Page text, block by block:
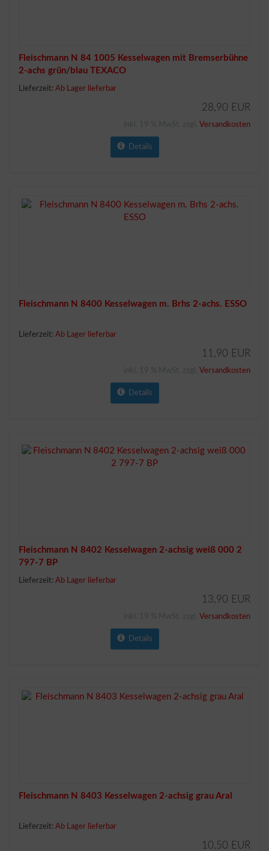
Fleischmann N 84 1005 Kesselwagen mit Bremserbühne
2-achs grün/blau TEXACO
Lieferzeit: Ab Lager lieferbar
28,90 EUR
Versandkosten
Details
Fleischmann N 8400 Kesselwagen m. Brhs 2-achs. ESSO
Lieferzeit: Ab Lager lieferbar
11,90 EUR
Versandkosten
Details
Fleischmann N 8402 Kesselwagen 2-achsig weiß 000 2
797-7 BP
Lieferzeit: Ab Lager lieferbar
13,90 EUR
Versandkosten
Details
Fleischmann N 8403 Kesselwagen 2-achsig grau Aral
Lieferzeit: Ab Lager lieferbar
10,50 EUR